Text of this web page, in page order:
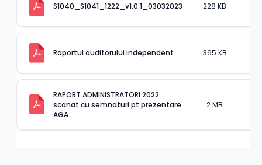
S1040_S1041_1222_v1.0.1_03032023 228 KB
Raportul auditorului independent 365 KB
RAPORT ADMINISTRATORI 2022
scanat cu semnaturi pt prezentare
AGA
2 MB